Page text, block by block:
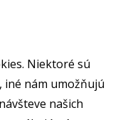
Niektoré sú
nám umožňujú
našich